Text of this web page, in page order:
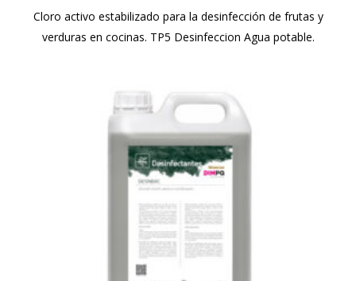
Cloro activo estabilizado para la desinfección de frutas y
verduras en cocinas. TP5 Desinfeccion Agua potable.